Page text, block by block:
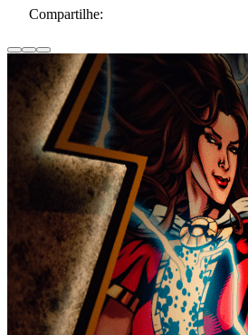
Compartilhe: